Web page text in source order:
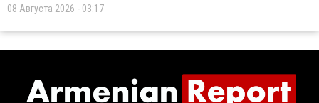
08 Августа 2026 - 03:17